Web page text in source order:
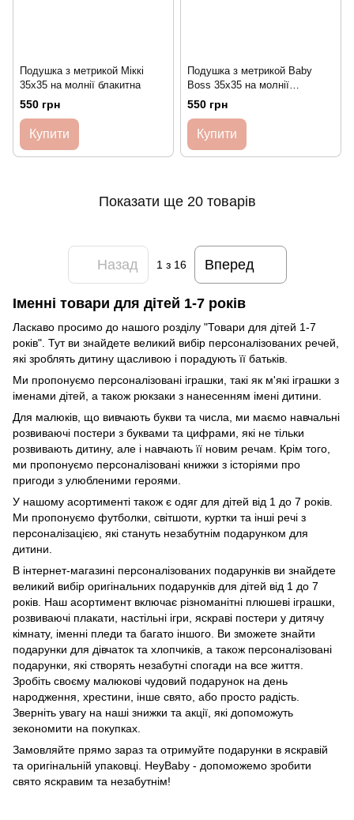
Подушка з метрикой Міккі
35х35 на молнії блакитна
550 грн
Купити
Подушка з метрикой Baby
Boss 35х35 на молнії
блакитна
550 грн
Купити
Показати ще 20 товарів
Назад 1з 16 Вперед
Іменні товари для дітей 1-7 років
Ласкаво просимо до нашого розділу "Товари для дітей 1-7
років". Тут ви знайдете великий вибір персоналізованих речей,
які зроблять дитину щасливою і порадують її батьків.
Ми пропонуємо персоналізовані іграшки, такі як м'які іграшки з
іменами дітей, а також рюкзаки з нанесенням імені дитини.
Для малюків, що вивчають букви та числа, ми маємо навчальні
розвиваючі постери з буквами та цифрами, які не тільки
розвивають дитину, але і навчають її новим речам. Крім того,
ми пропонуємо персоналізовані книжки з історіями про
пригоди з улюбленими героями.
У нашому асортименті також є одяг для дітей від 1 до 7 років.
Ми пропонуємо футболки, світшоти, куртки та інші речі з
персоналізацією, які стануть незабутнім подарунком для
дитини.
В інтернет-магазині персоналізованих подарунків ви знайдете
великий вибір оригінальних подарунків для дітей від 1 до 7
років. Наш асортимент включає різноманітні плюшеві іграшки,
розвиваючі плакати, настільні ігри, яскраві постери у дитячу
кімнату, іменні пледи та багато іншого. Ви зможете знайти
подарунки для дівчаток та хлопчиків, а також персоналізовані
подарунки, які створять незабутні спогади на все життя.
Зробіть своєму малюкові чудовий подарунок на день
народження, хрестини, інше свято, або просто радість.
Зверніть увагу на наші знижки та акції, які допоможуть
зекономити на покупках.
Замовляйте прямо зараз та отримуйте подарунки в яскравій
та оригінальній упаковці. HeyBaby - допоможемо зробити
свято яскравим та незабутнім!